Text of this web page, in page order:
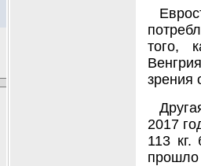
того,
зрения
2017
113
прошло